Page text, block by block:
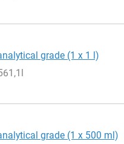
grade (1 x 1 l)
grade (1 x 500 ml)